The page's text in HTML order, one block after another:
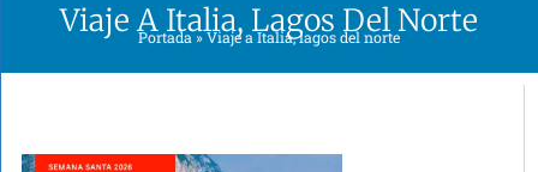
Viaje A Italia, Lagos Del Norte
Portada»Viaje a Italia, lagos del norte